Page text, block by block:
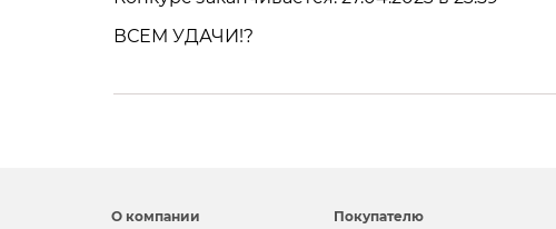
ВСЕМ УДАЧИ!?
О компании Покупателю